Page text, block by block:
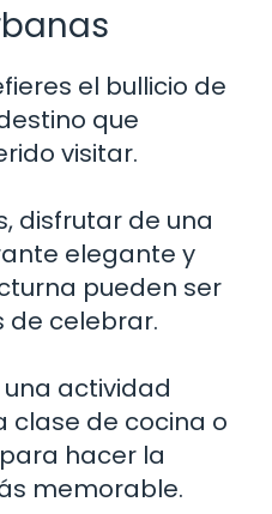
el bullicio de
que
visitar.
disfrutar de una
elegante y
pueden ser
celebrar.
actividad
clase de cocina o
hacer la
memorable.